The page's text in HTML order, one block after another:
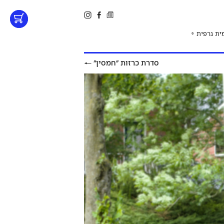
גרפית 6
סדרת כרזות ״חמסין״ ←